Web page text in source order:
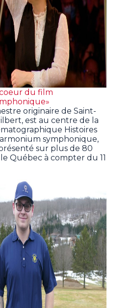
du film
originaire de Saint-
est au centre de la
Histoires
symphonique,
sur plus de 80
Québec à compter du 11